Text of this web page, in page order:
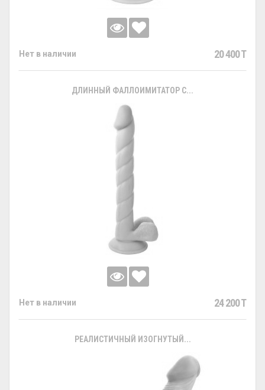
Нет в наличии 20 400 T
ДЛИННЫЙ ФАЛЛОИМИТАТОР С...
Нет в наличии 24 200 T
РЕАЛИСТИЧНЫЙ ИЗОГНУТЫЙ...